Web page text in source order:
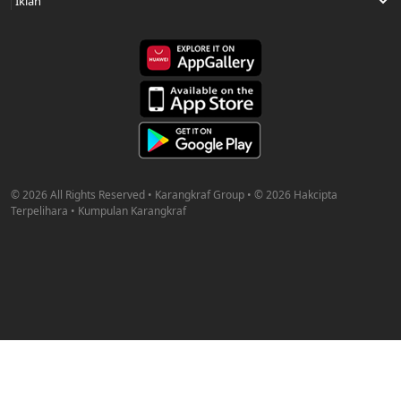
© 2026 All Rights Reserved • Karangkraf Group • © 2026 Hakcipta
Terpelihara • Kumpulan Karangkraf